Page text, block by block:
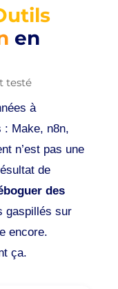
en
testé
à
: Make, n8n,
n’est pas une
de
des
gaspillés sur
encore.
ça.